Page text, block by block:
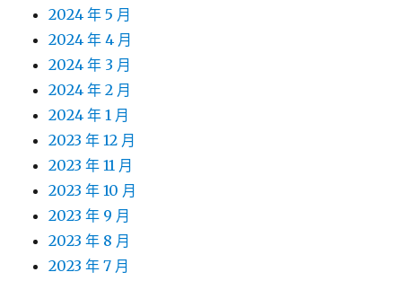
2024 年 5 月
2024 年 4 月
2024 年 3 月
2024 年 2 月
2024 年 1 月
2023 年 12 月
2023 年 11 月
2023 年 10 月
2023 年 9 月
2023 年 8 月
2023 年 7 月